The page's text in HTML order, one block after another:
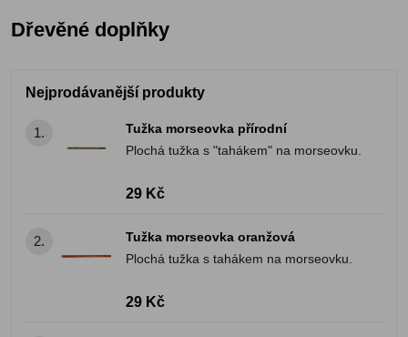
Dřevěné doplňky
Nejprodávanější produkty
1.
Tužka morseovka přírodní
Plochá tužka s "tahákem" na morseovku.
29 Kč
2.
Tužka morseovka oranžová
Plochá tužka s tahákem na morseovku.
29 Kč